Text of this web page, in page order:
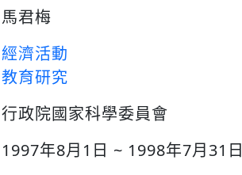
馬君梅
經濟活動
教育研究
行政院國家科學委員會
1997年8月1日 ~ 1998年7月31日